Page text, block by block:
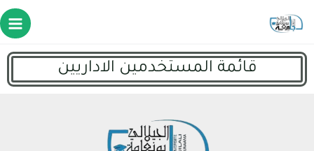
قائمة المستخدمين الاداريين